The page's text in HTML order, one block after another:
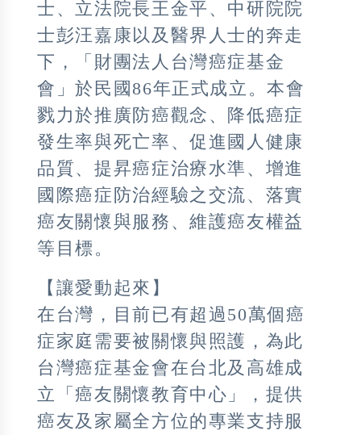
士、立法院長王金平、中研院院
士彭汪嘉康以及醫界人士的奔走
下，「財團法人台灣癌症基金
會」於民國86年正式成立。本會
戮力於推廣防癌觀念、降低癌症
發生率與死亡率、促進國人健康
品質、提昇癌症治療水準、增進
國際癌症防治經驗之交流、落實
癌友關懷與服務、維護癌友權益
等目標。
【讓愛動起來】
在台灣，目前已有超過50萬個癌
症家庭需要被關懷與照護，為此
台灣癌症基金會在台北及高雄成
立「癌友關懷教育中心」，提供
癌友及家屬全方位的專業支持服